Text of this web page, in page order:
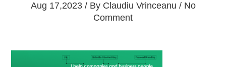
Aug 17,2023 / By Claudiu Vrinceanu / No
Comment